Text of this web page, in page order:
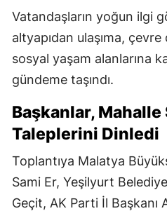
Vatandaşların yoğun ilgi
altyapıdan ulaşıma,
sosyal yaşam alanlarına
gündeme taşındı.
Başkanlar,
Taleplerini Dinledi
Toplantıya Malatya
Sami Er, Yeşilyurt
Geçit, AK Parti İl Başkanı